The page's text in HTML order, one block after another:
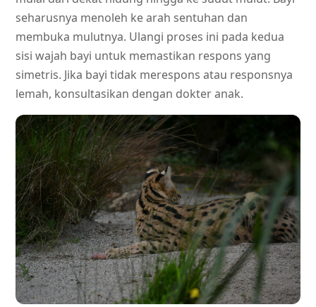
seharusnya menoleh ke arah sentuhan dan
membuka mulutnya. Ulangi proses ini pada kedua
sisi wajah bayi untuk memastikan respons yang
simetris. Jika bayi tidak merespons atau responsnya
lemah, konsultasikan dengan dokter anak.